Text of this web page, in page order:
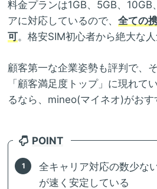
料金プランは1GB、5GB、10GB
アに対応しているので、 全ての
可。格安SIM初心者から絶大な人
顧客第一な企業姿勢も評判で、
「顧客満足度トップ」に現れて
るなら、mineo(マイネオ)がおす
POINT
全キャリア対応の数少な
が速く安定している